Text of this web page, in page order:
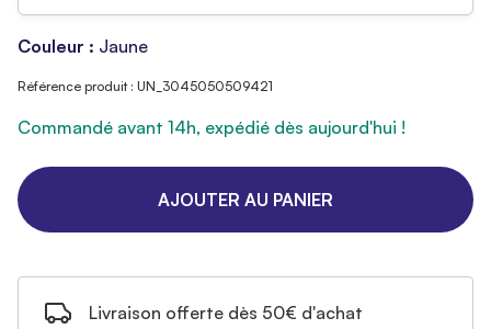
Couleur : Jaune
Référence produit : UN_3045050509421
Commandé avant 14h, expédié dès aujourd'hui !
AJOUTER AU PANIER
Livraison offerte dès 50€ d'achat